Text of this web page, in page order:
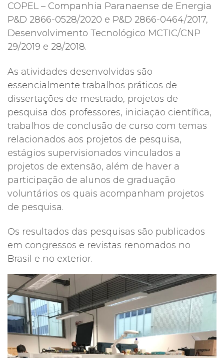
COPEL – Companhia Paranaense de Energia
P&D 2866-0528/2020 e P&D 2866-0464/2017,
Desenvolvimento Tecnológico MCTIC/CNP
29/2019 e 28/2018.
As atividades desenvolvidas são
essencialmente trabalhos práticos de
dissertações de mestrado, projetos de
pesquisa dos professores, iniciação científica,
trabalhos de conclusão de curso com temas
relacionados aos projetos de pesquisa,
estágios supervisionados vinculados a
projetos de extensão, além de haver a
participação de alunos de graduação
voluntários os quais acompanham projetos
de pesquisa.
Os resultados das pesquisas são publicados
em congressos e revistas renomados no
Brasil e no exterior.